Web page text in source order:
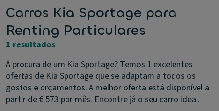
Carros Kia Sportage para
Renting Particulares
1 resultados
À procura de um Kia Sportage? Temos 1 excelentes
ofertas de Kia Sportage que se adaptam a todos os
gostos e orçamentos. A melhor oferta está disponível a
partir de € 573 por mês. Encontre já o seu carro ideal.